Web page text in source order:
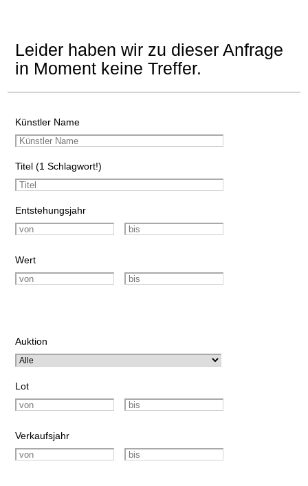
Leider haben wir zu dieser Anfrage
in Moment keine Treffer.
Künstler Name
Titel (1 Schlagwort!)
Entstehungsjahr
Wert
Auktion
Lot
Verkaufsjahr